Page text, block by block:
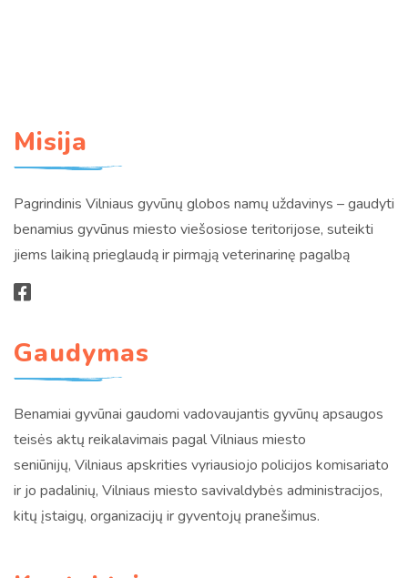
Misija
Pagrindinis Vilniaus gyvūnų globos namų uždavinys – gaudyti
benamius gyvūnus miesto viešosiose teritorijose, suteikti
jiems laikiną prieglaudą ir pirmąją veterinarinę pagalbą
Gaudymas
Benamiai gyvūnai gaudomi vadovaujantis gyvūnų apsaugos
teisės aktų reikalavimais pagal Vilniaus miesto
seniūnijų, Vilniaus apskrities vyriausiojo policijos komisariato
ir jo padalinių, Vilniaus miesto savivaldybės administracijos,
kitų įstaigų, organizacijų ir gyventojų pranešimus.